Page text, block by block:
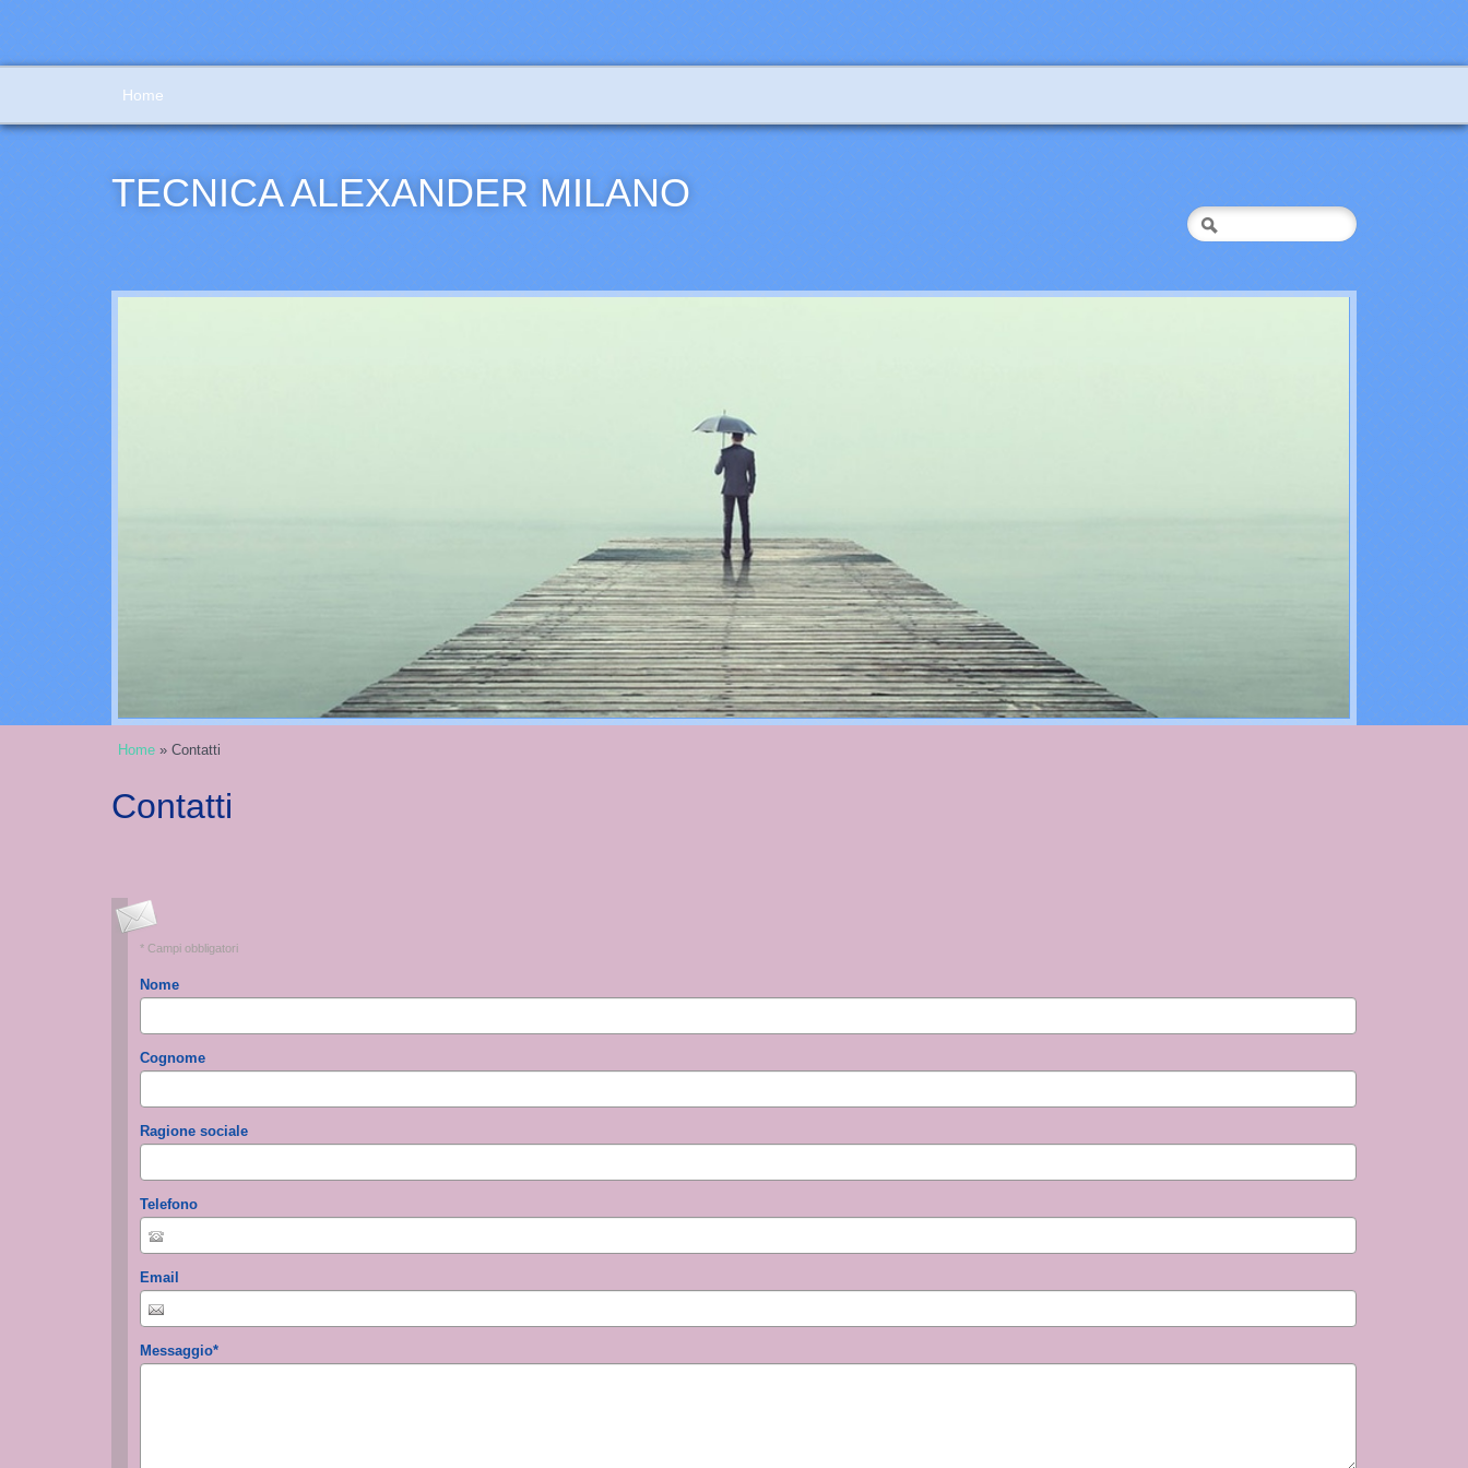
Home
TECNICA ALEXANDER MILANO
Home » Contatti
Contatti
* Campi obbligatori
Nome
Cognome
Ragione sociale
Telefono
Email
Messaggio*